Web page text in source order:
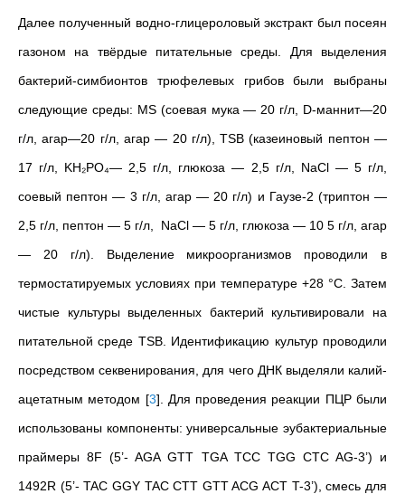
Далее полученный водно-глицероловый экстракт был посеян
газоном на твёрдые питательные среды. Для выделения
бактерий-симбионтов трюфелевых грибов были выбраны
следующие среды: MS (соевая мука — 20 г/л, D-маннит—20
г/л, агар—20 г/л, агар — 20 г/л), TSB (казеиновый пептон —
17 г/л, KH₂PO₄— 2,5 г/л, глюкоза — 2,5 г/л, NaCl — 5 г/л,
соевый пептон — 3 г/л, агар — 20 г/л) и Гаузе-2 (триптон —
2,5 г/л, пептон — 5 г/л, NaCl — 5 г/л, глюкоза — 10 5 г/л, агар
— 20 г/л). Выделение микроорганизмов проводили в
термостатируемых условиях при температуре +28 °C. Затем
чистые культуры выделенных бактерий культивировали на
питательной среде TSB. Идентификацию культур проводили
посредством секвенирования, для чего ДНК выделяли калий-
ацетатным методом [3] . Для проведения реакции ПЦР были
использованы компоненты: универсальные эубактериальные
праймеры 8F (5’- AGA GTT TGA TCC TGG CTC AG-3’) и
1492R (5’- TAC GGY TAC CTT GTT ACG ACT T-3’), смесь для